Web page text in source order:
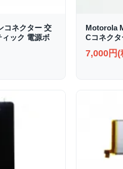
コネクター 交
ック 電源ボ
Motorola
Cコネク
7,000円(